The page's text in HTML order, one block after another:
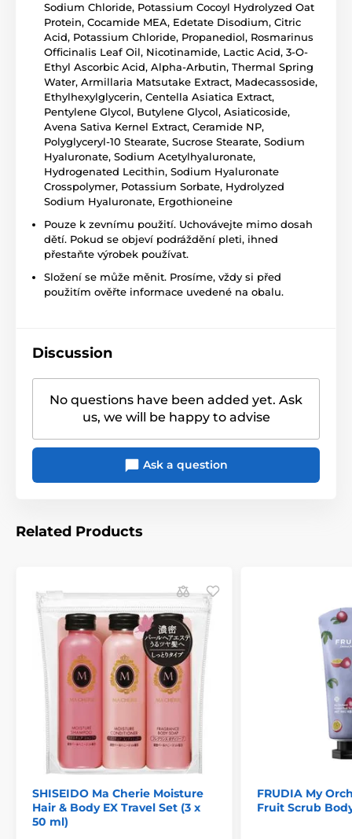
Sodium Chloride, Potassium Cocoyl Hydrolyzed Oat
Protein, Cocamide MEA, Edetate Disodium, Citric
Acid, Potassium Chloride, Propanediol, Rosmarinus
Officinalis Leaf Oil, Nicotinamide, Lactic Acid, 3-O-
Ethyl Ascorbic Acid, Alpha-Arbutin, Thermal Spring
Water, Armillaria Matsutake Extract, Madecassoside,
Ethylhexylglycerin, Centella Asiatica Extract,
Pentylene Glycol, Butylene Glycol, Asiaticoside,
Avena Sativa Kernel Extract, Ceramide NP,
Polyglyceryl-10 Stearate, Sucrose Stearate, Sodium
Hyaluronate, Sodium Acetylhyaluronate,
Hydrogenated Lecithin, Sodium Hyaluronate
Crosspolymer, Potassium Sorbate, Hydrolyzed
Sodium Hyaluronate, Ergothioneine
Pouze k zevnímu použití. Uchovávejte mimo dosah
dětí. Pokud se objeví podráždění pleti, ihned
přestaňte výrobek používat.
Složení se může měnit. Prosíme, vždy si před
použitím ověřte informace uvedené na obalu.
Discussion
No questions have been added yet. Ask
us, we will be happy to advise
Ask a question
Related Products
SHISEIDO Ma Cherie Moisture
Hair & Body EX Travel Set (3 x
50 ml)
FRUDIA My
Fruit Scrub